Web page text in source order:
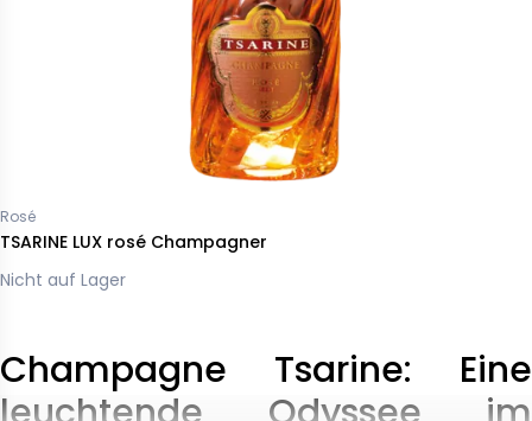
Champagne Tsarine: Eine
Rosé
TSARINE LUX rosé Champagner
Nicht auf Lager